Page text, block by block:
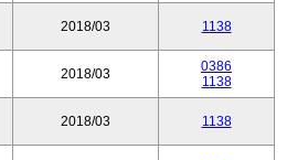
2018/03 1138
2018/03
0386
1138
2018/03 1138